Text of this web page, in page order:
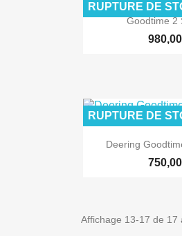
 Aperçu
Goodtime 2
RUPTURE DE
 Aperçu
Deering
RUPTURE DE
Affichage 13-17 de 17